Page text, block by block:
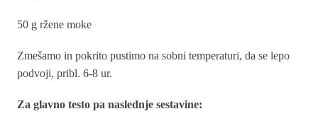
50 g ržene moke
Zmešamo in pokrito pustimo na sobni temperaturi, da se lepo
podvoji, pribl. 6-8 ur.
Za glavno testo pa naslednje sestavine: